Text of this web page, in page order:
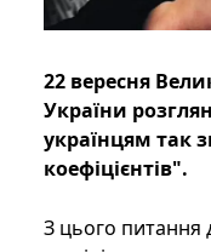
22 вересня
України
українцям так
коефіцієнтів".
З цього питання